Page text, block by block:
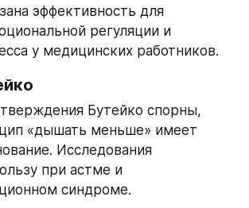
эффективность для
регуляции и
у медицинских работников.
Бутейко спорны,
«дышать меньше» имеет
Исследования
при астме и
синдроме.